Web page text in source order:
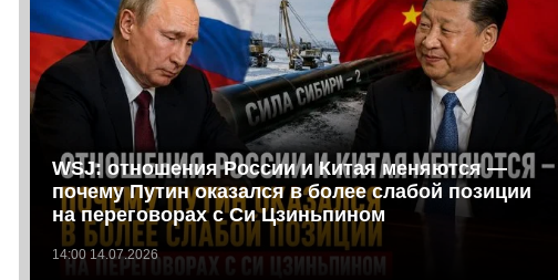
WSJ: отношения России и Китая меняются —
почему Путин оказался в более слабой позиции
на переговорах с Си Цзиньпином
14:00 14.07.2026